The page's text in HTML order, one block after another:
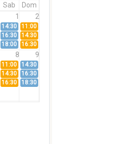
Sab
Dom
1 2
14:30
11:00
16:30
14:30
18:00
16:30
8 9
11:00
14:30
14:30
16:30
16:30 18:30